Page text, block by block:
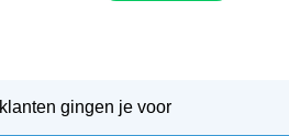
klanten gingen je voor